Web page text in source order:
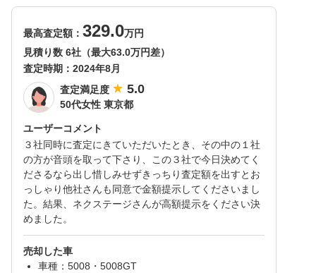
最高査定額： 329.0万円
見積り数 6社（最大63.0万円差）
査定時期： 2024年8月
査定満足度
5.0
50代女性 東京都
ユーザーコメント
３社同時に査定にきていただいたとき、その中の１社
の方が音頭を取って下さり、この３社で今日決めてく
ださるなら出し惜しみせずきっちり査定額を出すとお
っしゃり他社さんも同意で金額提示してくださいまし
た。結果、ネクステージさんが高額提示をください決
めました。
売却した車
車種：5008・5008GT